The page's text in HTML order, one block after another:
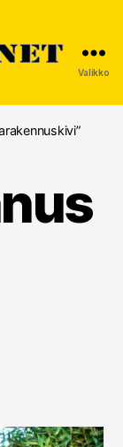
Valikko